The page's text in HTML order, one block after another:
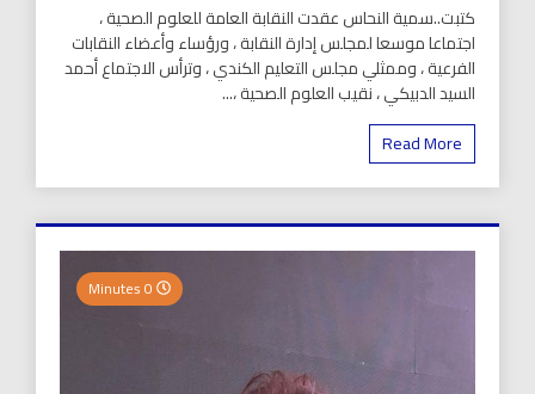
كتبت..سمية النحاس عقدت النقابة العامة للعلوم الصحية ،
اجتماعا موسعا لمجلس إدارة النقابة ، ورؤساء وأعضاء النقابات
الفرعية ، وممثلي مجلس التعليم الكندي ، وترأس الاجتماع أحمد
السيد الدبيكي ، نقيب العلوم الصحية ،...
Read More